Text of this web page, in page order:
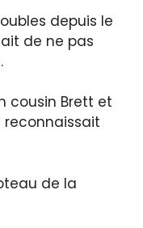
depuis le
de ne pas
cousin Brett et
reconnaissait
de la